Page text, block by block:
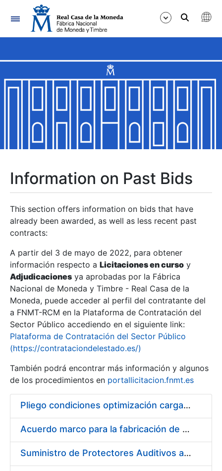
Navigation
Show/Hide
Show/Hide
Show/Hide
Show/Hide
Show/Hide
Show/Hide
Information on Past Bids
This section offers information on bids that have
already been awarded, as well as less recent past
contracts:
A partir del 3 de mayo de 2022, para obtener
información respecto a Licitaciones en curso y
Adjudicaciones ya aprobadas por la Fábrica
Nacional de Moneda y Timbre - Real Casa de la
Moneda, puede acceder al perfil del contratante del
a FNMT-RCM en la Plataforma de Contratación del
Sector Público accediendo en el siguiente link:
Plataforma de Contratación del Sector Público
(https://contrataciondelestado.es/)
También podrá encontrar más información y algunos
de los procedimientos en portallicitacion.fnmt.es
Pliego condiciones optimización cargas compras firmado
Acuerdo marco para la fabricación de piezas
Suministro de Protectores Auditivos a medida para las personas trabajadoras de los Centros de Trabajo de Madrid y Burgos